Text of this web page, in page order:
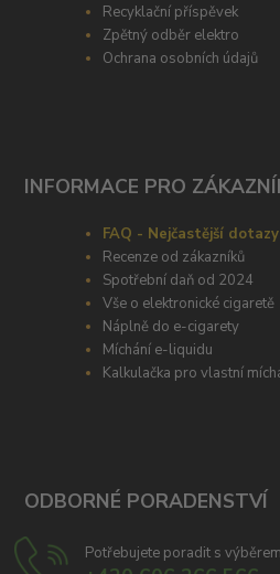
Recyklační příspěvek
Zpětný odběr elektro
Ochrana osobních údajů
INFORMACE PRO
FAQ - Nejčastější dotazy
Recenze od zákazníků
Spotřební daň od 2024
Vše o elektronické cigaretě
Náplně do e-cigarety
Míchání e-liquidu
Kalkulačka pro vlastní
ODBORNÉ PORADENSTVÍ
Potřebujete poradit s